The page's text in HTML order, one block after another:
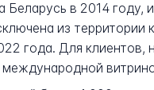
Беларусь в 2014
из
года. Для